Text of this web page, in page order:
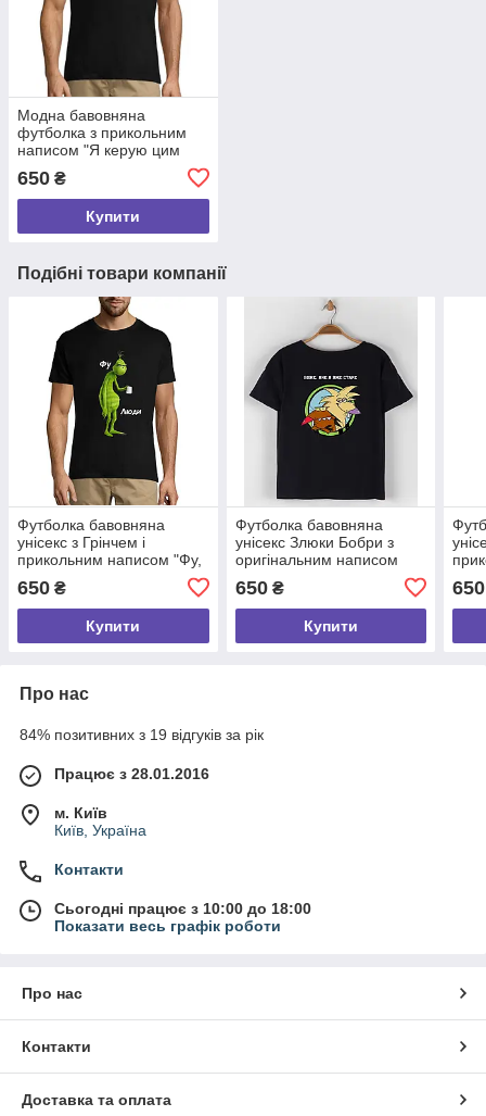
Модна бавовняна
футболка з прикольним
написом "Я керую цим
цирком", молодіжний одяг
розмір S
650 ₴
Купити
Подібні товари компанії
Футболка бавовняна
унісекс з Грінчем і
прикольним написом "Фу,
люди..", молодіжний одяг
розмір S
650 ₴
Купити
Футболка бавовняна
унісекс Злюки Бобри з
оригінальним написом
старе,молодіжний одяг
розмір S
650₴
Купити
650
Про нас
84% позитивних з 19 відгуків за рік
Працює з 28.01.2016
м. Київ
Київ, Україна
Контакти
Сьогодні працює з 10:00 до 18:00
Показати весь графік роботи
Про нас
Контакти
Доставка та оплата